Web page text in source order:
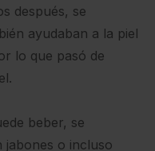
después, se
ayudaban a la piel
lo que pasó de
beber, se
jabones o incluso